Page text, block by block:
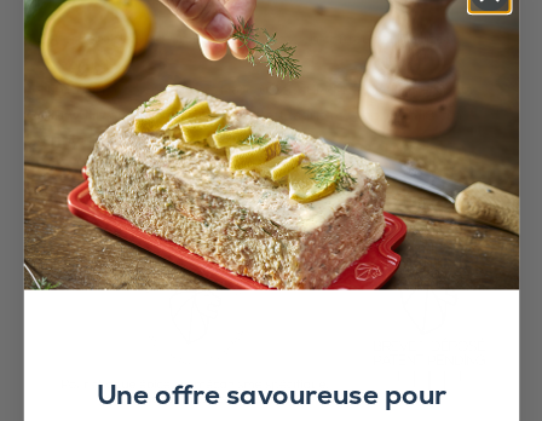
Cet ensemble Made in France proposé en coffret par Peugeot
comprend :
- 1 moulin à poivre en bois Paris u'Select laqué aubergine 18 cm
- 1 moulin à sel en bois Paris u'Select laqué rose bonbon 18 cm
- 1 entonnoir inox
- 1 sachet échantillon de poivre et de sel
Pour donner de la couleur à votre table et mettre de la vie dans
votre assiette
Une offre savoureuse pour